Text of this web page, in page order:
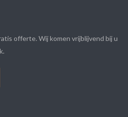
offerte. Wij komen vrijblijvend bij u